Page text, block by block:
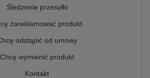
Śledzenie przesyłki
zareklamować produkt
odstąpić od umowy
Chcę wymienić produkt
Kontakt